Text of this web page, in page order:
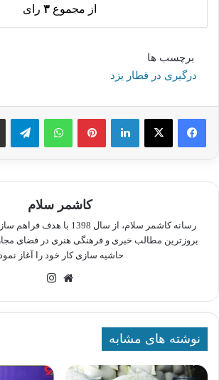
از مجموع ۳ رای
برچسب ها
درگیری در قطار یزد
لینکدین پینترستواتس آپ
کاشمر سلام
رسانه کاشمر سلام، از سال
بروزترین مطالب خبری و فرهنگی هنری در فضای
حاشیه سازی کار خود را آغاز
وبسایت
نوشته های مشابه